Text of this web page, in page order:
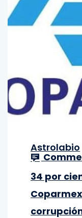
Astrolabio
34 por